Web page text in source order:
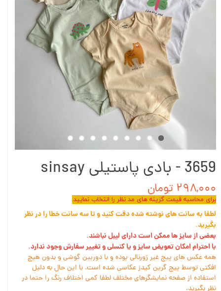
3659 - بادی پاستیلی sinsay
۲۹۸,۰۰۰ تومان
برای محاسبه قیمت گزینه های مد نظر را انتخاب نمایید.
لطفا به سانت های نوشته شده دقت کنید و تا سه سانت خطا را در نظر
بگیرید.
بعضی از سایز ها ممکن است دارای لیبل نباشند.
با احترام امکان تعویض سایز و یا کنسلی و تغییر سفارش وجود ندارد.
همه عکس های پیج غیر ژورنالی بوده و با دوربین گوشی و بدون هیچ
افکتی توسط پیج گرین کیدز عکاسی شده است. با این حال به دلیل
استفاده از صفحه نمایشگرهای مختلف لطفا کمی اختلاف رنگ را حتما در
نظر بگیرید.